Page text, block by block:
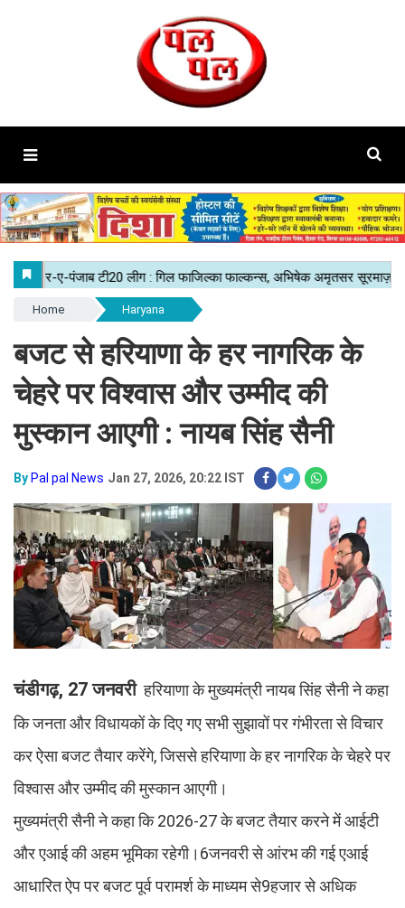
Home Haryana
बजट से हरियाणा के हर नागरिक के
चेहरे पर विश्वास और उम्मीद की
मुस्कान आएगी : नायब सिंह सैनी
By Pal pal News Jan 27, 2026, 20:22 IST
चंडीगढ़, 27 जनवरीहरियाणा के मुख्यमंत्री नायब सिंह सैनी ने कहा
कि जनता और विधायकों के दिए गए सभी सुझावों पर गंभीरता से विचार
कर ऐसा बजट तैयार करेंगे, जिससे हरियाणा के हर नागरिक के चेहरे पर
विश्वास और उम्मीद की मुस्कान आएगी।
मुख्यमंत्री सैनी ने कहा कि 2026-27 के बजट तैयार करने में आईटी
और एआई की अहम भूमिका रहेगी।6जनवरी से आंरभ की गई एआई
आधारित ऐप पर बजट पूर्व परामर्श के माध्यम से9हजार से अधिक